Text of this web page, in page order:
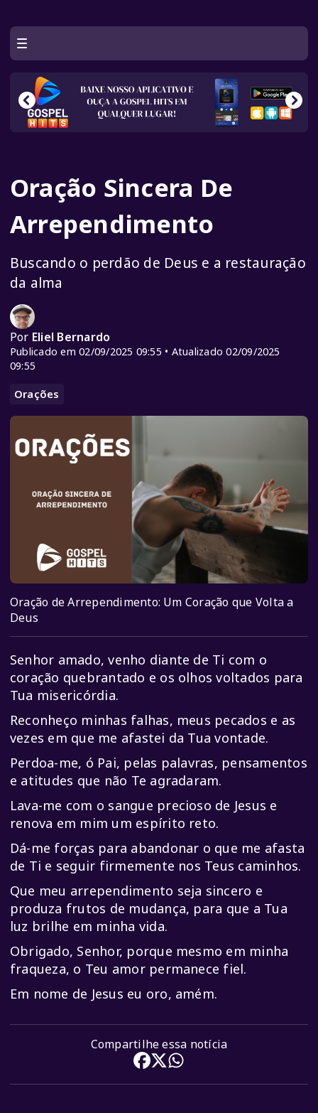
Oração Sincera De
Arrependimento
Buscando o perdão de Deus e a restauração
da alma
Por Eliel Bernardo
Publicado em 02/09/2025 09:55 • Atualizado 02/09/2025
09:55
Orações
Oração de Arrependimento: Um Coração que Volta a
Deus
Senhor amado, venho diante de Ti com o
coração quebrantado e os olhos voltados para
Tua misericórdia.
Reconheço minhas falhas, meus pecados e as
vezes em que me afastei da Tua vontade.
Perdoa-me, ó Pai, pelas palavras, pensamentos
e atitudes que não Te agradaram.
Lava-me com o sangue precioso de Jesus e
renova em mim um espírito reto.
Dá-me forças para abandonar o que me afasta
de Ti e seguir firmemente nos Teus caminhos.
Que meu arrependimento seja sincero e
produza frutos de mudança, para que a Tua
luz brilhe em minha vida.
Obrigado, Senhor, porque mesmo em minha
fraqueza, o Teu amor permanece fiel.
Em nome de Jesus eu oro, amém.
Compartilhe essa notícia